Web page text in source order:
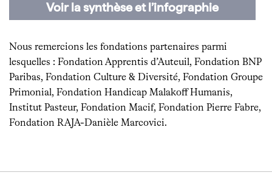
Voir la synthèse et l’infographie
Nous remercions les fondations partenaires parmi
lesquelles : Fondation Apprentis d’Auteuil, Fondation BNP
Paribas, Fondation Culture & Diversité, Fondation Groupe
Primonial, Fondation Handicap Malakoff Humanis,
Institut Pasteur, Fondation Macif, Fondation Pierre Fabre,
Fondation RAJA-Danièle Marcovici.